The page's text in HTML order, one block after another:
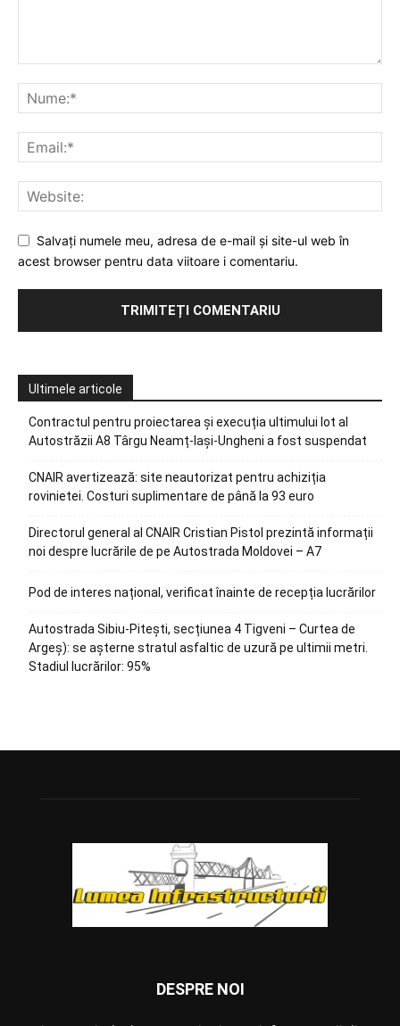
Salvați numele meu, adresa de e-mail și site-ul web în
acest browser pentru data viitoare i comentariu.
Ultimele articole
Contractul pentru proiectarea și execuția ultimului lot al
Autostrăzii A8 Târgu Neamț-Iași-Ungheni a fost suspendat
CNAIR avertizează: site neautorizat pentru achiziția
rovinietei. Costuri suplimentare de până la 93 euro
Directorul general al CNAIR Cristian Pistol prezintă informații
noi despre lucrările de pe Autostrada Moldovei – A7
Pod de interes național, verificat înainte de recepția lucrărilor
Autostrada Sibiu-Pitești, secțiunea 4 Tigveni – Curtea de
Argeș): se așterne stratul asfaltic de uzură pe ultimii metri.
Stadiul lucrărilor: 95%
DESPRE NOI